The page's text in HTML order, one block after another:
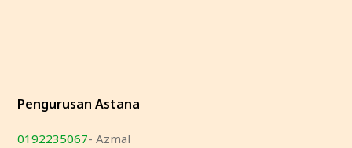
Pengurusan Astana
0192235067- Azmal